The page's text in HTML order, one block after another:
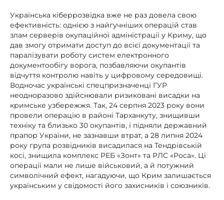
Українська кіберрозвідка вже не раз довела свою
ефективність: однією з найгучніших операцій став
злам серверів окупаційної адміністрації у Криму, що
дав змогу отримати доступ до всієї документації та
паралізувати роботу систем електронного
документообігу ворога, позбавляючи окупантів
відчуття контролю навіть у цифровому середовищі.
Водночас українські спецпризначенці ГУР
неодноразово здійснювали ризиковані висадки на
кримське узбережжя. Так, 24 серпня 2023 року вони
провели операцію в районі Тарханкуту, знищивши
техніку та близько 30 окупантів, і підняли державний
прапор України, не зазнавши втрат, а 28 липня 2024
року група розвідників висадилася на Тендрівській
косі, знищила комплекс РЕБ «Зонт» та РЛС «Роса». Ці
операції мали не лише військовий, а й потужний
символічний ефект, нагадуючи, що Крим залишається
українським у свідомості його захисників і союзників.